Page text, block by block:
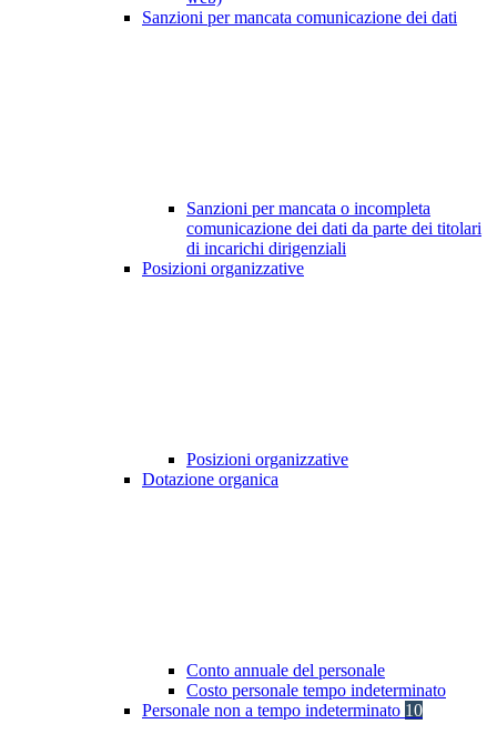
Sanzioni per mancata comunicazione dei dati
Sanzioni per mancata o incompleta
comunicazione dei dati da parte dei titolari
di incarichi dirigenziali
Posizioni organizzative
Posizioni organizzative
Dotazione organica
Conto annuale del personale
Costo personale tempo indeterminato
Personale non a tempo indeterminato 10